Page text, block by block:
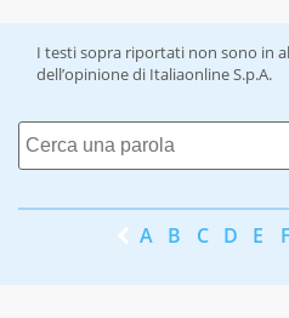
I testi sopra riportati non sono in
dell’opinione di Italiaonline S.p.A.
A B C D E F